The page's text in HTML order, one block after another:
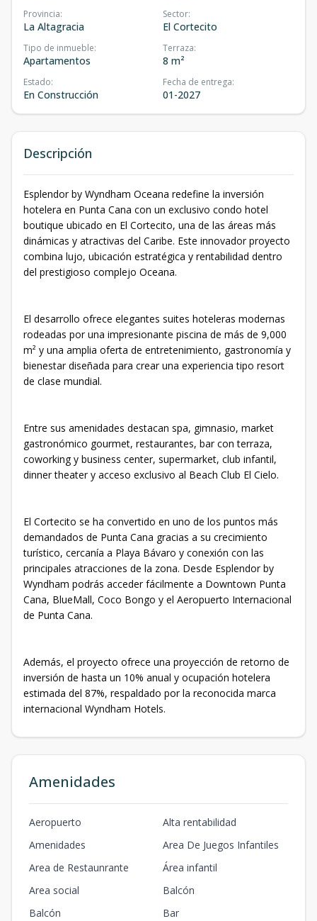
Provincia:
La Altagracia
Sector:
El Cortecito
Tipo de inmueble:
Apartamentos
Terraza:
8 m²
Estado:
En Construcción
Fecha de entrega:
01-2027
Descripción
Esplendor by Wyndham Oceana redefine la inversión
hotelera en Punta Cana con un exclusivo condo hotel
boutique ubicado en El Cortecito, una de las áreas más
dinámicas y atractivas del Caribe. Este innovador proyecto
combina lujo, ubicación estratégica y rentabilidad dentro
del prestigioso complejo Oceana.
El desarrollo ofrece elegantes suites hoteleras modernas
rodeadas por una impresionante piscina de más de 9,000
m² y una amplia oferta de entretenimiento, gastronomía y
bienestar diseñada para crear una experiencia tipo resort
de clase mundial.
Entre sus amenidades destacan spa, gimnasio, market
gastronómico gourmet, restaurantes, bar con terraza,
coworking y business center, supermarket, club infantil,
dinner theater y acceso exclusivo al Beach Club El Cielo.
El Cortecito se ha convertido en uno de los puntos más
demandados de Punta Cana gracias a su crecimiento
turístico, cercanía a Playa Bávaro y conexión con las
principales atracciones de la zona. Desde Esplendor by
Wyndham podrás acceder fácilmente a Downtown Punta
Cana, BlueMall, Coco Bongo y el Aeropuerto Internacional
de Punta Cana.
Además, el proyecto ofrece una proyección de retorno de
inversión de hasta un 10% anual y ocupación hotelera
estimada del 87%, respaldado por la reconocida marca
internacional Wyndham Hotels.
Amenidades
Aeropuerto
Alta rentabilidad
Amenidades
Area De Juegos Infantiles
Area de Restaunrante
Área infantil
Area social
Balcón
Balcón
Bar